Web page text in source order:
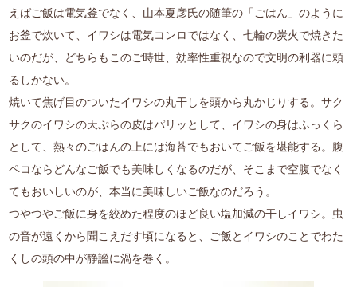
えばご飯は電気釜でなく、山本夏彦氏の随筆の「ごはん」のように
お釜で炊いて、イワシは電気コンロではなく、七輪の炭火で焼きた
いのだが、どちらもこのご時世、効率性重視なので文明の利器に頼
るしかない。
焼いて焦げ目のついたイワシの丸干しを頭から丸かじりする。サク
サクのイワシの天ぷらの皮はパリッとして、イワシの身はふっくら
として、熱々のごはんの上には海苔でもおいてご飯を堪能する。腹
ペコならどんなご飯でも美味しくなるのだが、そこまで空腹でなく
てもおいしいのが、本当に美味しいご飯なのだろう。
つやつやご飯に身を絞めた程度のほど良い塩加減の干しイワシ。虫
の音が遠くから聞こえだす頃になると、ご飯とイワシのことでわた
くしの頭の中が静謐に渦を巻く。